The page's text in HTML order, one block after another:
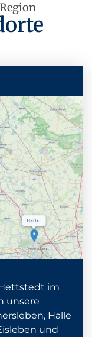
im
unsere
Halle
und